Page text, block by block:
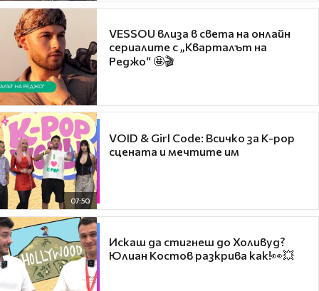
VESSOU влиза в света на онлайн
сериалите с „Кварталът на
Реджо“ 🤩🎬
07:50
VOID & Girl Code: Всичко за K-pop
сцената и мечтите им
Искаш да стигнеш до Холивуд?
Юлиан Костов разкрива как!👀💥